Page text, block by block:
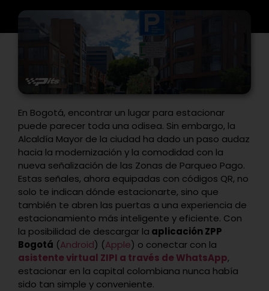
En Bogotá, encontrar un lugar para estacionar
puede parecer toda una odisea. Sin embargo, la
Alcaldía Mayor de la ciudad ha dado un paso audaz
hacia la modernización y la comodidad con la
nueva señalización de las Zonas de Parqueo Pago.
Estas señales, ahora equipadas con códigos QR, no
solo te indican dónde estacionarte, sino que
también te abren las puertas a una experiencia de
estacionamiento más inteligente y eficiente. Con
la posibilidad de descargar la aplicación ZPP
Bogotá (Android) (Apple) o conectar con la
asistente virtual ZIPI a través de WhatsApp,
estacionar en la capital colombiana nunca había
sido tan simple y conveniente.